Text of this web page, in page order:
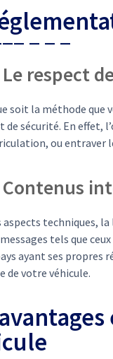
Le respect
soit la méthode que
de sécurité. En effet,
ou entraver
Contenus
aspects techniques,
tels que
ayant ses propres
de votre véhicule.